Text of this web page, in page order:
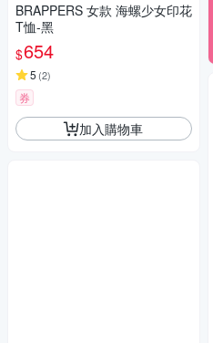
BRAPPERS 女款 海螺少女印花
T恤-黑
$654
5 (2)
券
加入購物車